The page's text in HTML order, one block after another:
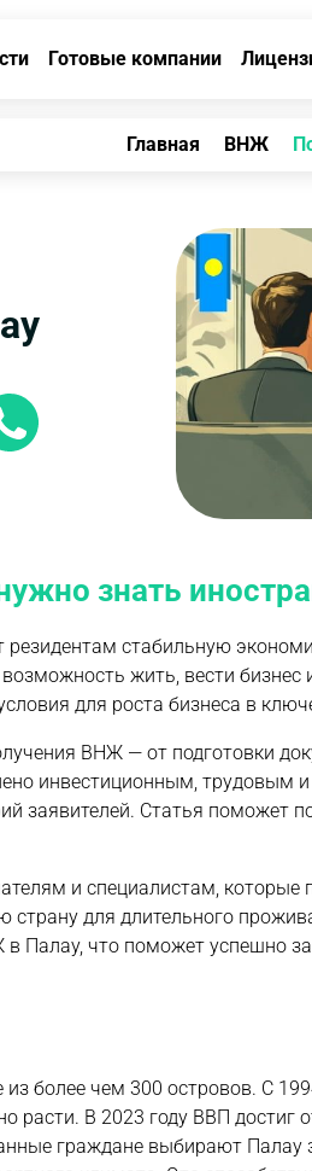
Готовые компании
Главная ВНЖ
знать
резидентам стабильную
жить, вести бизнес
для роста бизнеса в
ВНЖ — от подготовки
инвестиционным,
заявителей. Статья поможет
и специалистам,
для длительного
что поможет успешно
более чем 300 островов. С
расти. В 2023 году ВВП достиг
граждане выбирают Палау